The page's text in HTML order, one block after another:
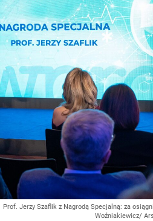
Prof. Jerzy Szaflik z Nagrodą Specjalną: za
Woźniakiewicz/